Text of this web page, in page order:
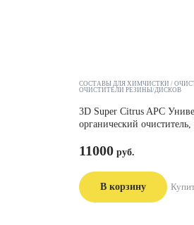
СОСТАВЫ ДЛЯ ХИМЧИСТКИ
ОЧИСТИТЕЛИ РЕЗИНЫ/ДИСКОВ
3D Super Citrus APC
органический
11000
В корзину